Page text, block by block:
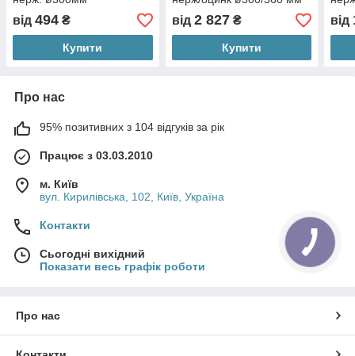
від 494 ₴
Купити
від 2 827₴
Купити
від
Про нас
95% позитивних з 104 відгуків за рік
Працює з 03.03.2010
м. Київ
вул. Кирилівська, 102, Київ, Україна
Контакти
Сьогодні вихідний
Показати весь графік роботи
Про нас